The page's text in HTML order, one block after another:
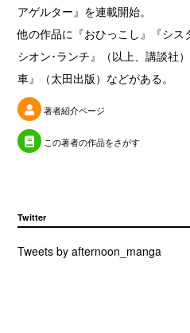
アゲルター』を連載開始。
他の作品に『おひっこし』『シ
シオン･ランチ』（以上、講談社
車』（太田出版）などがある。
著者紹介ページ
この著者の作品をさがす
Twitter
Tweets by afternoon_manga